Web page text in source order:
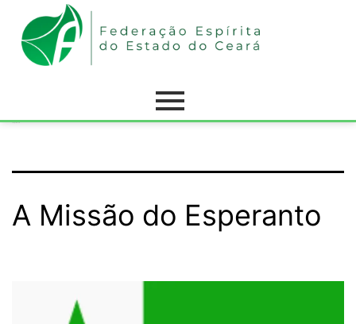
A Missão do Esperanto